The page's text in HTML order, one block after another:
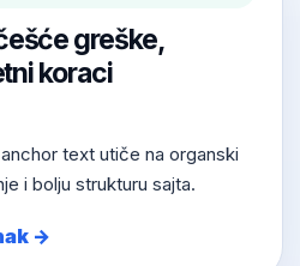
greške,
koraci
text utiče na organski
i bolju strukturu sajta.
→